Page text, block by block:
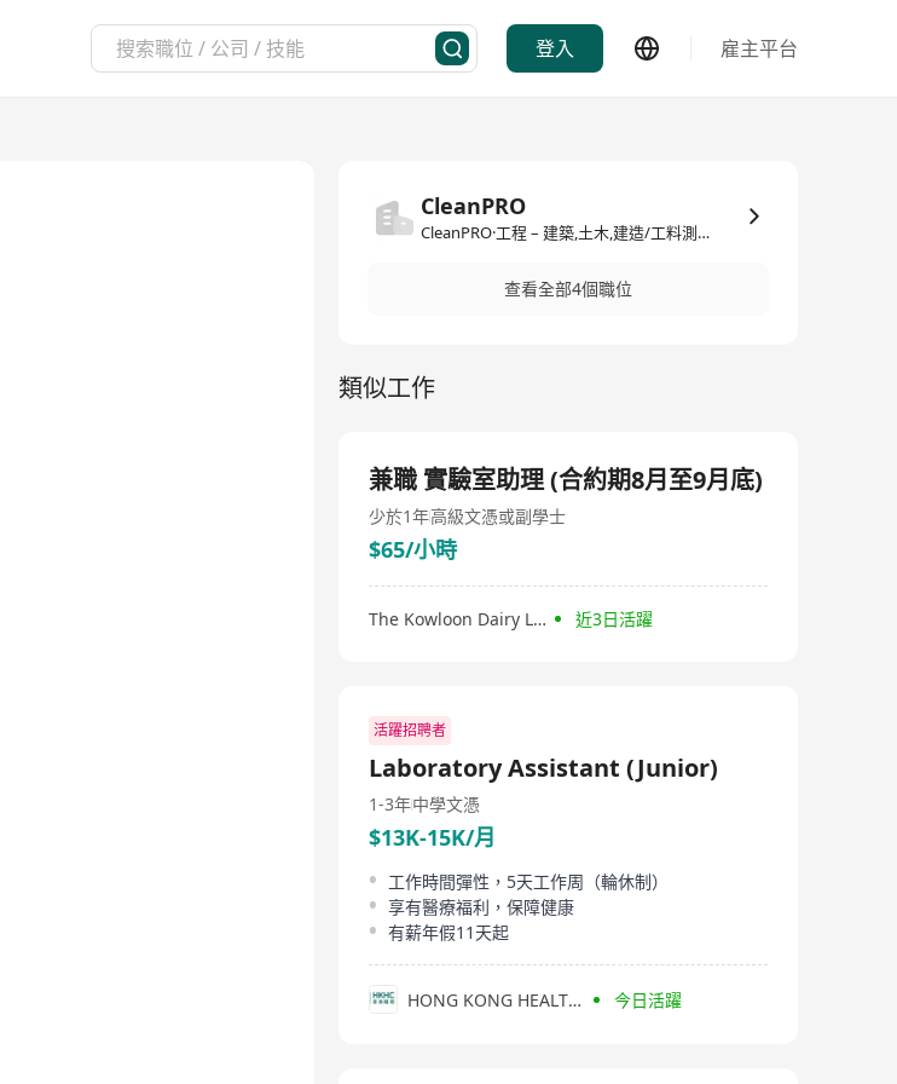
登入 雇主平台
CleanPRO
CleanPRO·工程 – 建築,土木,建造/工料測量
查看全部4個職位
類似工作
兼職 實驗室助理 (合約期8月至9月底)
少於1年高級文憑或副學士
$65/小時
The Kowloon Dairy Ltd. 近3日活躍
活躍招聘者
Laboratory Assistant (Junior)
1-3年中學文憑
$13K-15K/月
工作時間彈性，5天工作周（輪休制）
享有醫療福利，保障健康
有薪年假11天起
HONG KONG HEALTH CHECK 今日活躍